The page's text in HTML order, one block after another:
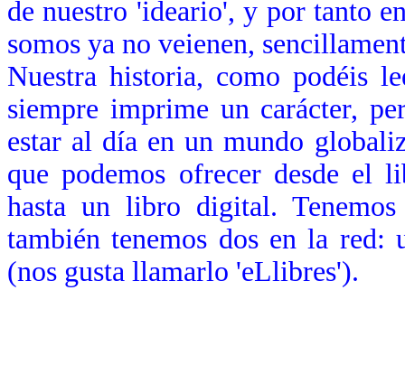
de nuestro 'ideario', y por tanto
somos ya no veienen,
Nuestra historia, como podéis
siempre imprime un carácter,
estar al día en un mundo
que podemos ofrecer desde el
hasta un libro digital.
también tenemos dos en la
(nos gusta llamarlo 'eLlibres').